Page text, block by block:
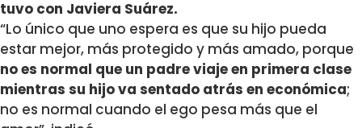
tuvo con Javiera Suárez.
“Lo único que uno espera es que su hijo pueda
estar mejor, más protegido y más amado, porque
no es normal que un padre viaje en primera clase
mientras su hijo va sentado atrás en económica;
no es normal cuando el ego pesa más que el